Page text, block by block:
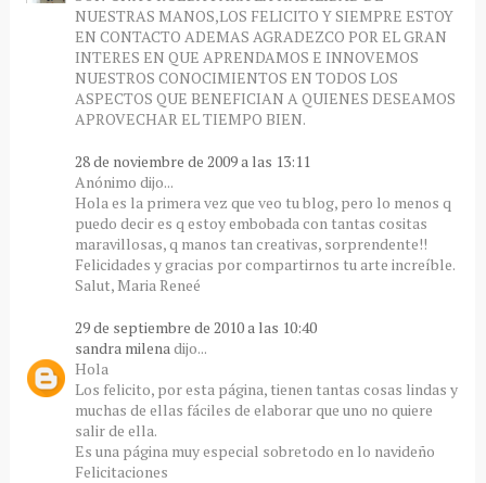
NUESTRAS MANOS,LOS FELICITO Y SIEMPRE ESTOY
EN CONTACTO ADEMAS AGRADEZCO POR EL GRAN
INTERES EN QUE APRENDAMOS E INNOVEMOS
NUESTROS CONOCIMIENTOS EN TODOS LOS
ASPECTOS QUE BENEFICIAN A QUIENES DESEAMOS
APROVECHAR EL TIEMPO BIEN.
28 de noviembre de 2009 a las 13:11
Anónimo dijo...
Hola es la primera vez que veo tu blog, pero lo menos q
puedo decir es q estoy embobada con tantas cositas
maravillosas, q manos tan creativas, sorprendente!!
Felicidades y gracias por compartirnos tu arte increíble.
Salut, Maria Reneé
29 de septiembre de 2010 a las 10:40
sandra milena dijo...
Hola
Los felicito, por esta página, tienen tantas cosas lindas y
muchas de ellas fáciles de elaborar que uno no quiere
salir de ella.
Es una página muy especial sobretodo en lo navideño
Felicitaciones